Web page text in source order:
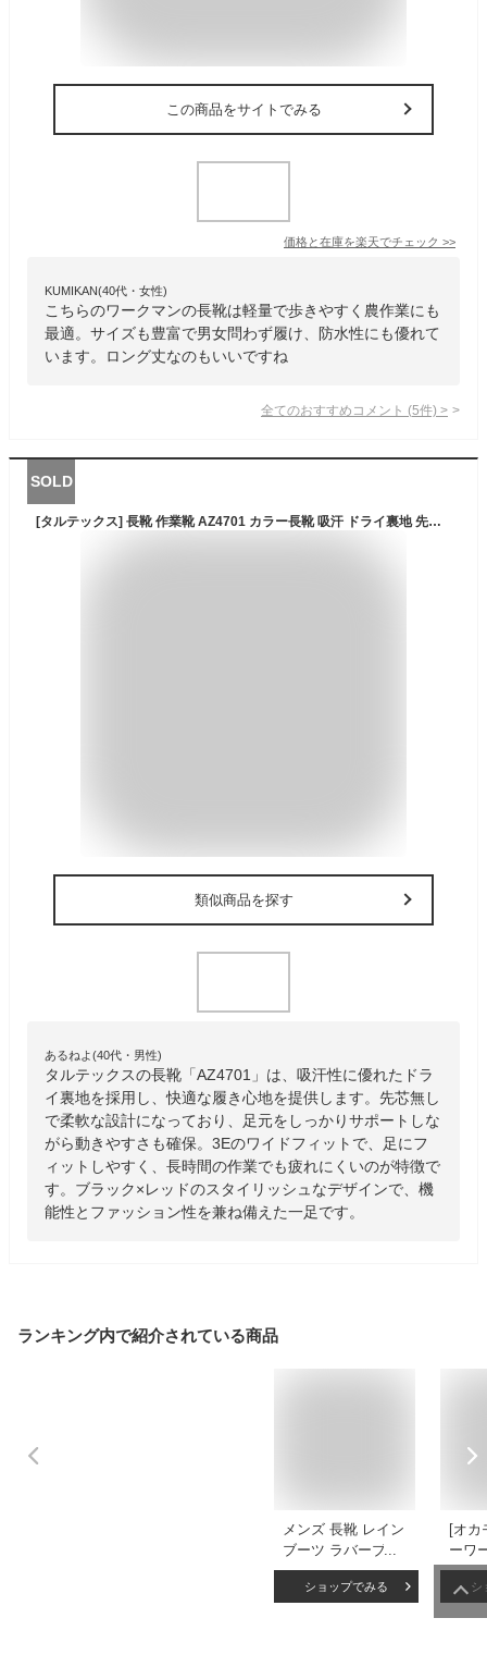
この商品をサイトでみる
価格と在庫を楽天でチェック >>
KUMIKAN(40代・女性)
こちらのワークマンの長靴は軽量で歩きやすく農作業にも
最適。サイズも豊富で男女問わず履け、防水性にも優れて
います。ロング丈なのもいいですね
全てのおすすめコメント (5件) >
SOLD
[タルテックス] 長靴 作業靴 AZ4701 カラー長靴 吸汗 ドライ裏地 先芯無し 3E ブラック×レッド 25.5cm
類似商品を探す
あるねよ(40代・男性)
タルテックスの長靴「AZ4701」は、吸汗性に優れたドラ
イ裏地を採用し、快適な履き心地を提供します。先芯無し
で柔軟な設計になっており、足元をしっかりサポートしな
がら動きやすさも確保。3Eのワイドフィットで、足にフ
ィットしやすく、長時間の作業でも疲れにくいのが特徴で
す。ブラック×レッドのスタイリッシュなデザインで、機
能性とファッション性を兼ね備えた一足です。
ランキング内で紹介されている商品
メンズ 長靴 レイン
ブーツ ラバーブー
ツ ワークブーツ 作
業用 ゴム長靴 フー
ショップでみる
[オカ
ーワ
作業
胴太
シ